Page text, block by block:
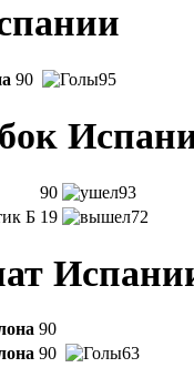
90 95
90
93
Б 19 72
90
90 63